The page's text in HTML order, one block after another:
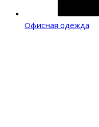
Офисная одежда